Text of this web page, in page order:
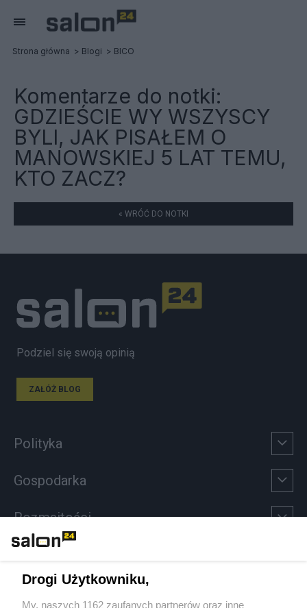
Strona główna Blogi BICO
Komentarze do notki:
GDZIEŚCIE WY WSZYSCY
BYLI, JAK PISAŁEM O
MANOWSKIEJ 5 LAT TEMU,
KTO ZACZ?
« WRÓĆ DO NOTKI
Podziel się swoją opinią
ZAŁÓŻ BLOG
Polityka
Gospodarka
Rozmaitości
Sport
Drogi Użytkowniku,
My, naszych 1162 zaufanych partnerów oraz inne